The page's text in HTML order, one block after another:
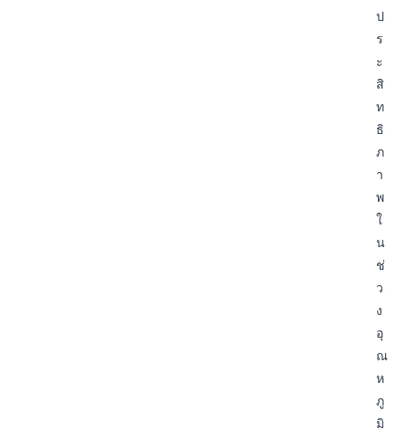
ป
ร
ะ
สิ
ท
ธิ
ภ
า
พ
ใ
น
ช่
ว
ง
อุ
ณ
ห
ภู
มิ